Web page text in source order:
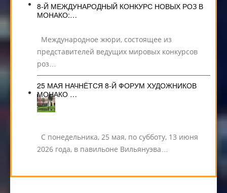
8-Й МЕЖДУНАРОДНЫЙ КОНКУРС НОВЫХ РОЗ В
МОНАКО:…
Международное жюри, состоящее из
представителей ведущих мировых конкурсов
роз…
25 МАЯ НАЧНЁТСЯ 8-Й ФОРУМ ХУДОЖНИКОВ
МОНАКО …
С понедельника, 25 мая, по субботу, 13 июня
2026 года, в павильоне Вильянуэва…